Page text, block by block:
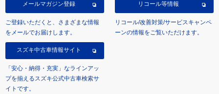
メールマガジン登録
ご登録いただくと、さまざまな情報
をメールでお届けします。
リコール等情報
リコール/改善対策/サービスキャンペ
ーンの情報をご覧いただけます。
スズキ中古車情報サイト
「安心・納得・充実」なラインアッ
プを揃えるスズキ公式中古車検索サ
イトです。